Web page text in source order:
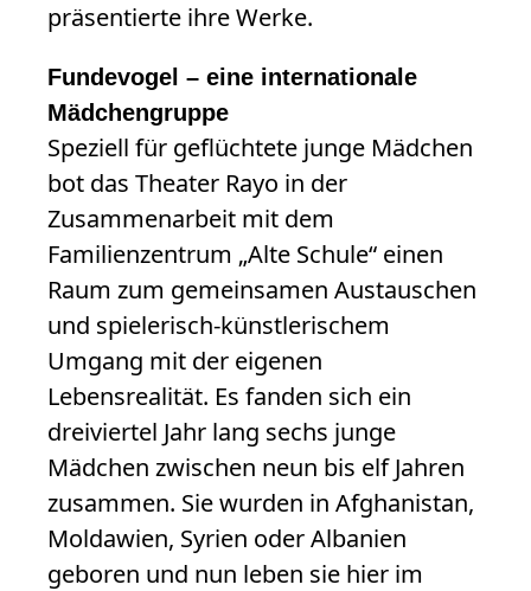
präsentierte ihre Werke.
Fundevogel – eine internationale
Mädchengruppe
Speziell für geflüchtete junge Mädchen
bot das Theater Rayo in der
Zusammenarbeit mit dem
Familienzentrum „Alte Schule“ einen
Raum zum gemeinsamen Austauschen
und spielerisch-künstlerischem
Umgang mit der eigenen
Lebensrealität. Es fanden sich ein
dreiviertel Jahr lang sechs junge
Mädchen zwischen neun bis elf Jahren
zusammen. Sie wurden in Afghanistan,
Moldawien, Syrien oder Albanien
geboren und nun leben sie hier im